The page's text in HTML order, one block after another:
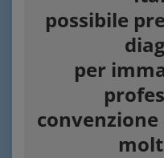
possibile
per
convenzione